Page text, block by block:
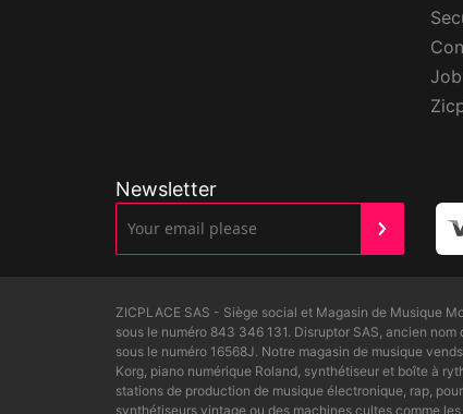
Newsletter
ZICPLACE SAS - Siège social et Magasin de Musique
sous le numéro 843 346 131. Disruptor SAS, ancien
sous le numéro 16568J. Notre magasin de musique
Korg, piano numérique Roland, synthétiseur et boîte à
stations de production de musique électronique, rap,
synthétiseurs vintage ou des machines cultes comme